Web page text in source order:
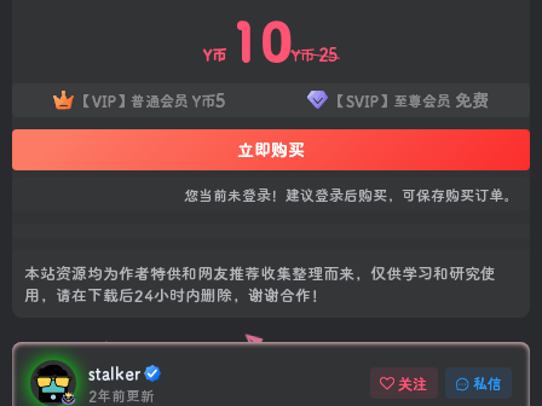
Y币 10Y币25
【VIP】普通会员 Y币5 【SVIP】至尊会员 免费
立即购买
您当前未登录！建议登录后购买，可保存购买订单。
本站资源均为作者特供和网友推荐收集整理而来，仅供学习和研究使
用，请在下载后24小时内删除，谢谢合作！
stalker
2年前更新
关注 私信